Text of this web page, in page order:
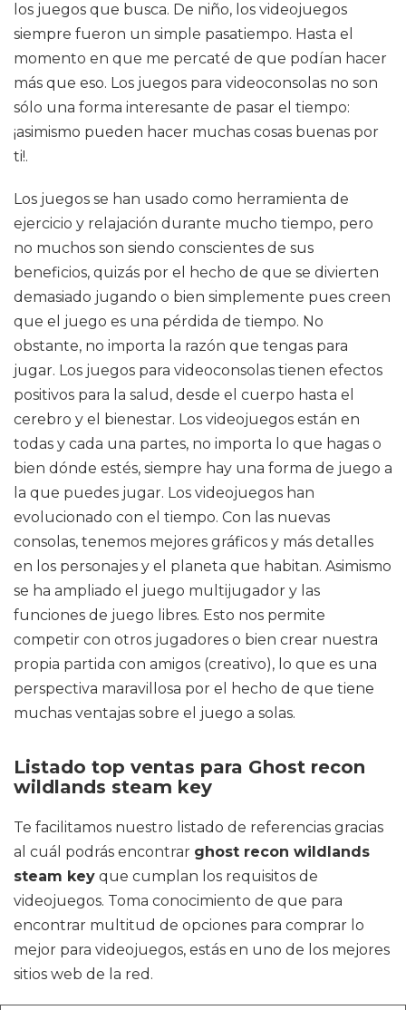
los juegos que busca. De niño, los videojuegos
siempre fueron un simple pasatiempo. Hasta el
momento en que me percaté de que podían hacer
más que eso. Los juegos para videoconsolas no son
sólo una forma interesante de pasar el tiempo:
¡asimismo pueden hacer muchas cosas buenas por
ti!.
Los juegos se han usado como herramienta de
ejercicio y relajación durante mucho tiempo, pero
no muchos son siendo conscientes de sus
beneficios, quizás por el hecho de que se divierten
demasiado jugando o bien simplemente pues creen
que el juego es una pérdida de tiempo. No
obstante, no importa la razón que tengas para
jugar. Los juegos para videoconsolas tienen efectos
positivos para la salud, desde el cuerpo hasta el
cerebro y el bienestar. Los videojuegos están en
todas y cada una partes, no importa lo que hagas o
bien dónde estés, siempre hay una forma de juego a
la que puedes jugar. Los videojuegos han
evolucionado con el tiempo. Con las nuevas
consolas, tenemos mejores gráficos y más detalles
en los personajes y el planeta que habitan. Asimismo
se ha ampliado el juego multijugador y las
funciones de juego libres. Esto nos permite
competir con otros jugadores o bien crear nuestra
propia partida con amigos (creativo), lo que es una
perspectiva maravillosa por el hecho de que tiene
muchas ventajas sobre el juego a solas.
Listado top ventas para Ghost recon
wildlands steam key
Te facilitamos nuestro listado de referencias gracias
al cuál podrás encontrar ghost recon wildlands
steam key que cumplan los requisitos de
videojuegos. Toma conocimiento de que para
encontrar multitud de opciones para comprar lo
mejor para videojuegos, estás en uno de los mejores
sitios web de la red.